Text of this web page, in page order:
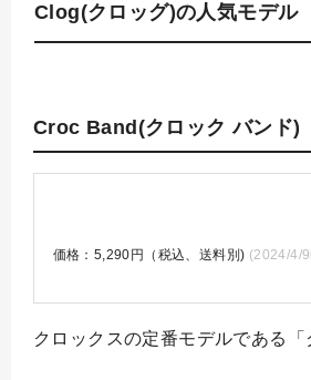
Clog(クロッグ)の人気モデル
Croc Band(クロック バンド)
価格：5,290円（税込、送料別) (2024/4/
クロックスの定番モデルである「